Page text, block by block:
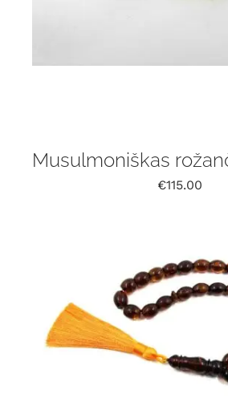
€115.00